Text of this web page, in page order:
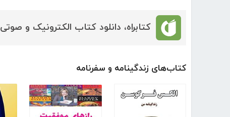
کتابراه، دانلود کتاب الکترونیک و صوتی
کتاب‌های زندگینامه و سفرنامه